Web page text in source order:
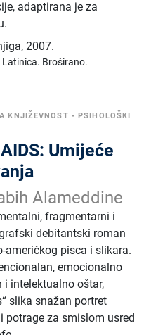
adaptirana je za
,2007.
Latinica. Broširano.
KNJIŽEVNOST •PSIHOLOŠKI
Umijeće
Alameddine
fragmentarni i
debitantski roman
američkog pisca i slikara.
emocionalno
i intelektualno oštar,
slika snažan portret
potrage za smislom usred